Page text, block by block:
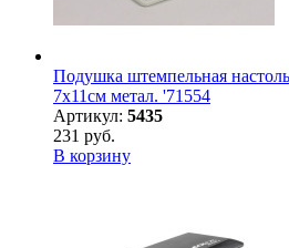
Подушка штемпельная
7х11см метал. '71554
Артикул: 5435
231 руб.
В корзину